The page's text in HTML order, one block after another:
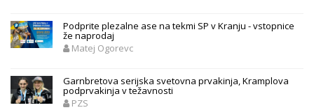
Podprite plezalne ase na tekmi SP v Kranju - vstopnice
že naprodaj
Matej Ogorevc
Garnbretova serijska svetovna prvakinja, Kramplova
podprvakinja v težavnosti
PZS